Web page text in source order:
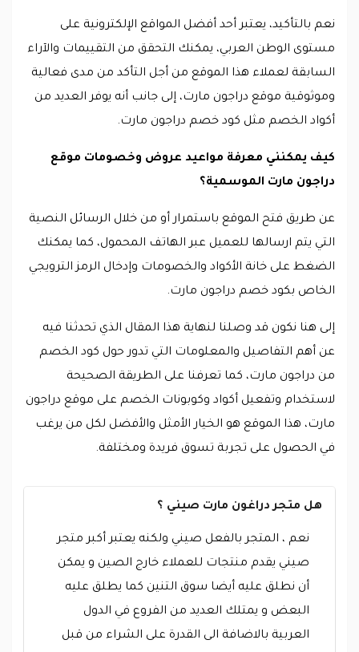
نعم بالتأكيد، يعتبر أحد أفضل المواقع الإلكترونية على
مستوى الوطن العربي، يمكنك التحقق من التقييمات والآراء
السابقة لعملاء هذا الموقع من أجل التأكد من مدى فعالية
وموثوقية موقع دراجون مارت، إلى جانب أنه يوفر العديد من
أكواد الخصم مثل كود خصم دراجون مارت.
كيف يمكنني معرفة مواعيد عروض وخصومات موقع
دراجون مارت الموسمية؟
عن طريق فتح الموقع باستمرار أو من خلال الرسائل النصية
التي يتم ارسالها للعميل عبر الهاتف المحمول، كما يمكنك
الضغط على خانة الأكواد والخصومات وإدخال الرمز الترويجي
الخاص بكود خصم دراجون مارت.
إلى هنا نكون قد وصلنا لنهاية هذا المقال الذي تحدثنا فيه
عن أهم التفاصيل والمعلومات التي تدور حول كود الخصم
من دراجون مارت، كما تعرفنا على الطريقة الصحيحة
لاستخدام وتفعيل أكواد وكوبونات الخصم على موقع دراجون
مارت، هذا الموقع هو الخيار الأمثل والأفضل لكل من يرغب
في الحصول على تجربة تسوق فريدة ومختلفة.
هل متجر دراغون مارت صيني ؟
نعم ، المتجر بالفعل صيني ولكنه يعتبر أكبر متجر
صيني يقدم منتجات للعملاء خارج الصين و يمكن
أن نطلق عليه أيضا سوق التنين كما يطلق عليه
البعض و يمتلك العديد من الفروع في الدول
العربية بالاضافة الى القدرة على الشراء من قبل